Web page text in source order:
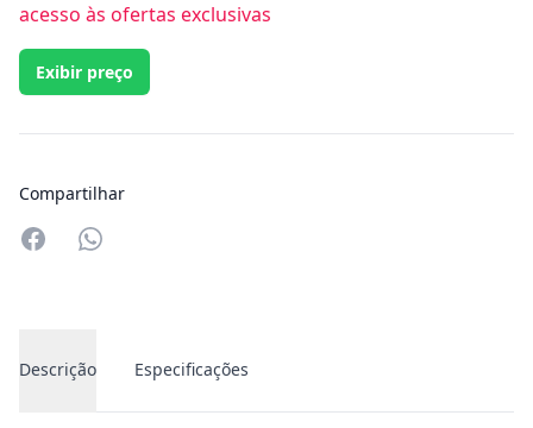
acesso às ofertas exclusivas
Exibir preço
Compartilhar
Compartilhar no Whatsapp
Descrição Especificações